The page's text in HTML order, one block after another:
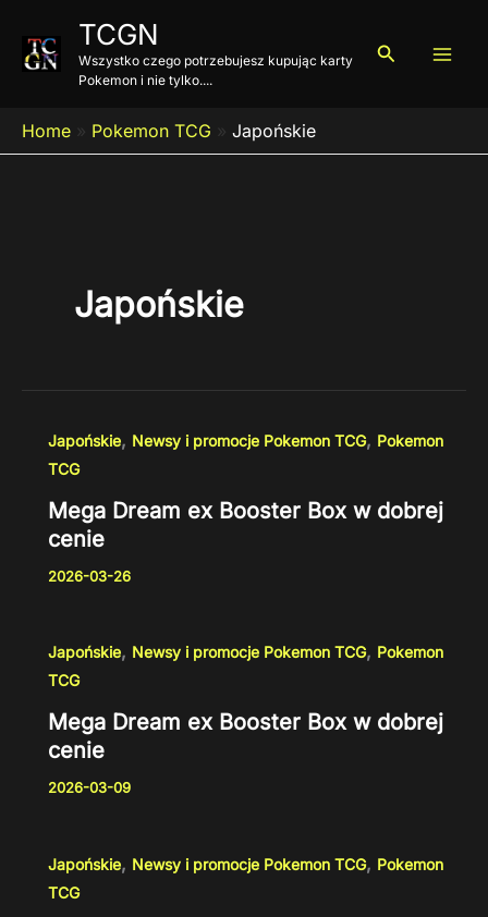
treści
TCGN
Wszystko czego potrzebujesz kupując karty
Pokemon i nie tylko....
Szukaj
Home » Pokemon TCG » Japońskie
Japońskie
Japońskie, Newsy i promocje Pokemon TCG, Pokemon
TCG
Mega Dream ex Booster Box w dobrej
cenie
2026-03-26
Japońskie, Newsy i promocje Pokemon TCG, Pokemon
TCG
Mega Dream ex Booster Box w dobrej
cenie
2026-03-09
Japońskie, Newsy i promocje Pokemon TCG, Pokemon
TCG